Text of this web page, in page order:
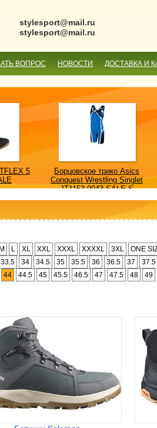
stylesport@mail.ru
stylesport@mail.ru
ВОПРОС НОВОСТИ ДОСТАВКА И
5
Борцовское трико Asics
Conquest Wrestling Singlet
JT1153 0043-SALE-S
M L XL XXL XXXL XXXXL 3XL ONE
33.5 34 34.5 35 35.5 36 36.5 37 37.5
44 44.5 45 45.5 46.5 47 47.5 48 49